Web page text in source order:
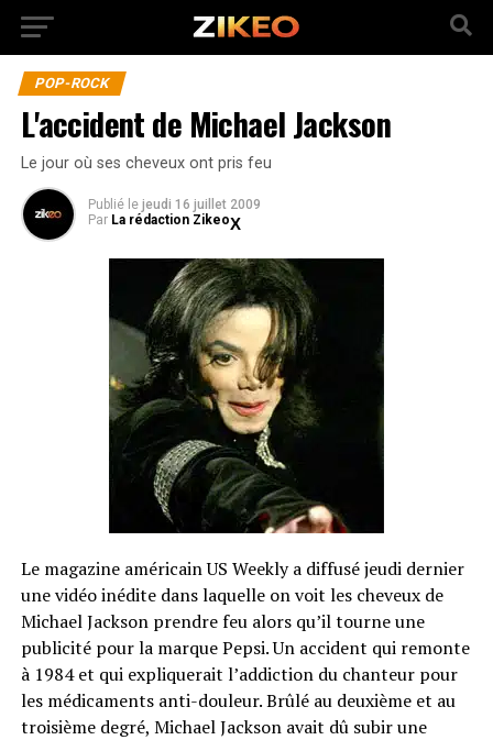
POP-ROCK
L'accident de Michael Jackson
Le jour où ses cheveux ont pris feu
Publié le jeudi 16 juillet 2009
Par La rédaction Zikeo
Le magazine américain US Weekly a diffusé jeudi dernier
une vidéo inédite dans laquelle on voit les cheveux de
Michael Jackson prendre feu alors qu’il tourne une
publicité pour la marque Pepsi. Un accident qui remonte
à 1984 et qui expliquerait l’addiction du chanteur pour
les médicaments anti-douleur. Brûlé au deuxième et au
troisième degré, Michael Jackson avait dû subir une